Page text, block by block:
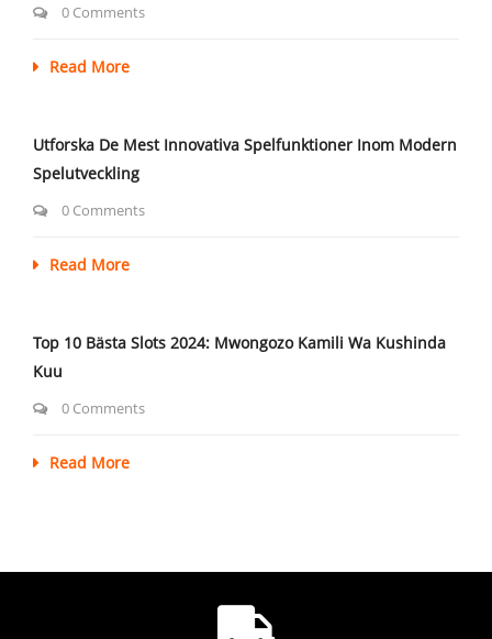
0 Comments
Read More
Utforska De Mest Innovativa Spelfunktioner Inom Modern
Spelutveckling
0 Comments
Read More
Top 10 Bästa Slots 2024: Mwongozo Kamili Wa Kushinda
Kuu
0 Comments
Read More